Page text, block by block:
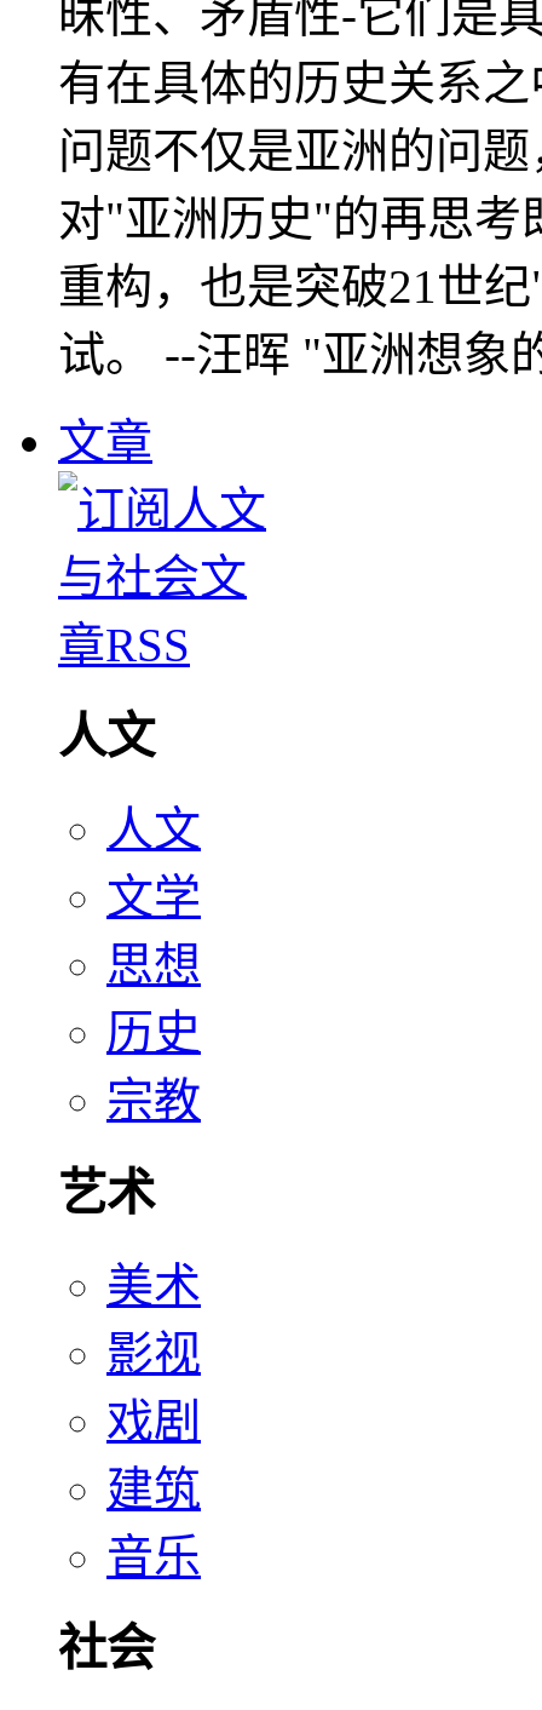
昧性、矛盾性-它们是
有在具体的历史关系
问题不仅是亚洲的问
对"亚洲历史"的再思考
重构，也是突破21世
试。 --汪晖 "亚洲想象
文章
人文
人文
文学
思想
历史
宗教
艺术
美术
影视
戏剧
建筑
音乐
社会